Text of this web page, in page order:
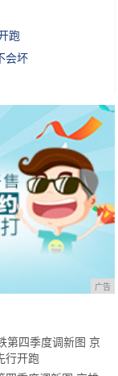
跑
会坏
广告